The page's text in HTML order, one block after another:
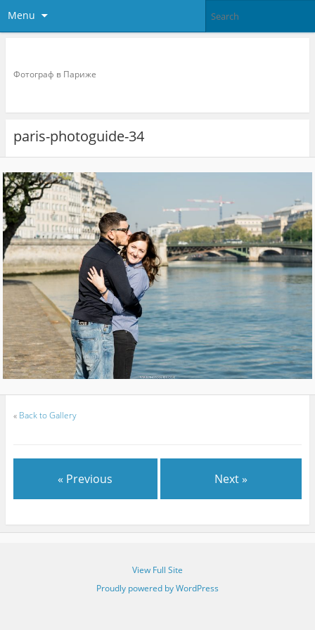
Menu
Фотограф в Париже
paris-photoguide-34
« Back to Gallery
« Previous Next »
View Full Site
Proudly powered by WordPress